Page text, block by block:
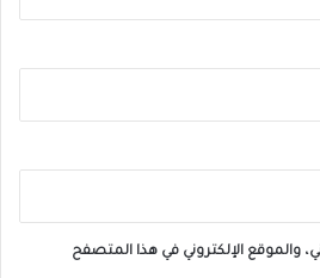
والموقع الإلكتروني في هذا المتصفح